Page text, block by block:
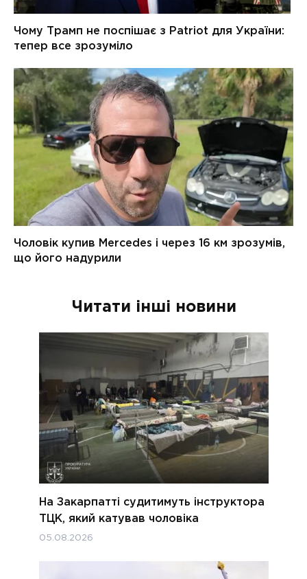
Читати інші новини
На Закарпатті судитимуть інструктора
ТЦК, який катував чоловіка
05.08.2026